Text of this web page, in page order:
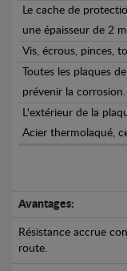
Le cache de
une épaisseur de 2
Vis, écrous, pinces,
Toutes les plaques
prévenir la corrosion.
L'extérieur de la
Acier thermolaqué,
Avantages:
Résistance accrue
route.